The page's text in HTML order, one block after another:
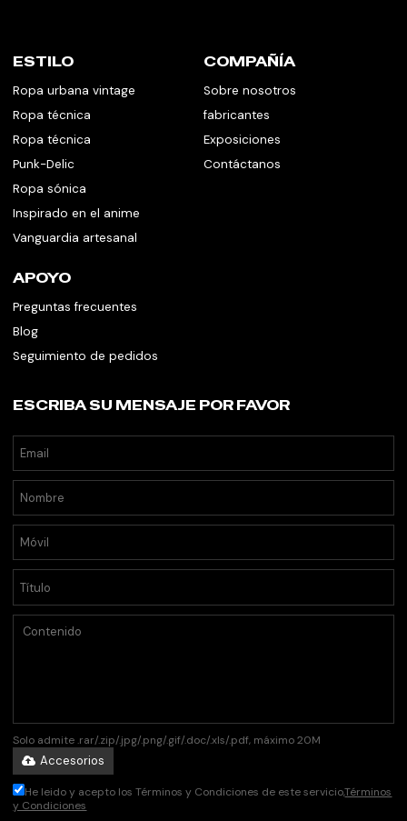
ESTILO
Ropa urbana vintage
Ropa técnica
Ropa técnica
Punk-Delic
Ropa sónica
Inspirado en el anime
Vanguardia artesanal
COMPAÑÍA
Sobre nosotros
fabricantes
Exposiciones
Contáctanos
APOYO
Preguntas frecuentes
Blog
Seguimiento de pedidos
ESCRIBA SU MENSAJE POR FAVOR
Solo admite .rar/.zip/.jpg/.png/.gif/.doc/.xls/.pdf, máximo 20M
Accesorios
He leido y acepto los Términos y Condiciones de este servicio,Términos
y Condiciones